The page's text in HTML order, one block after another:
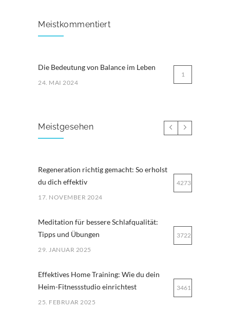
Meistkommentiert
Die Bedeutung von Balance im Leben
24. MAI 2024
1
Meistgesehen
Regeneration richtig gemacht: So erholst
du dich effektiv
17. NOVEMBER 2024
4273
Meditation für bessere Schlafqualität:
Tipps und Übungen
29. JANUAR 2025
3722
Effektives Home Training: Wie du dein
Heim-Fitnessstudio einrichtest
25. FEBRUAR 2025
3461